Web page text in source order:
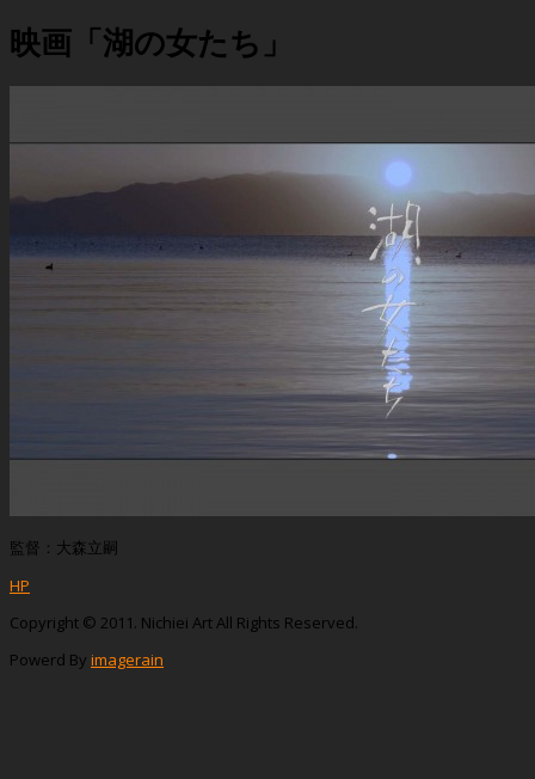
映画「湖の女たち」
監督：大森立嗣
HP
Copyright © 2011. Nichiei Art All Rights Reserved.
Powerd By imagerain